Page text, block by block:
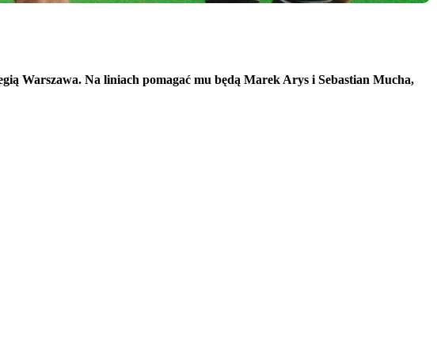
Warszawa. Na liniach pomagać mu będą Marek Arys i Sebastian Mucha,